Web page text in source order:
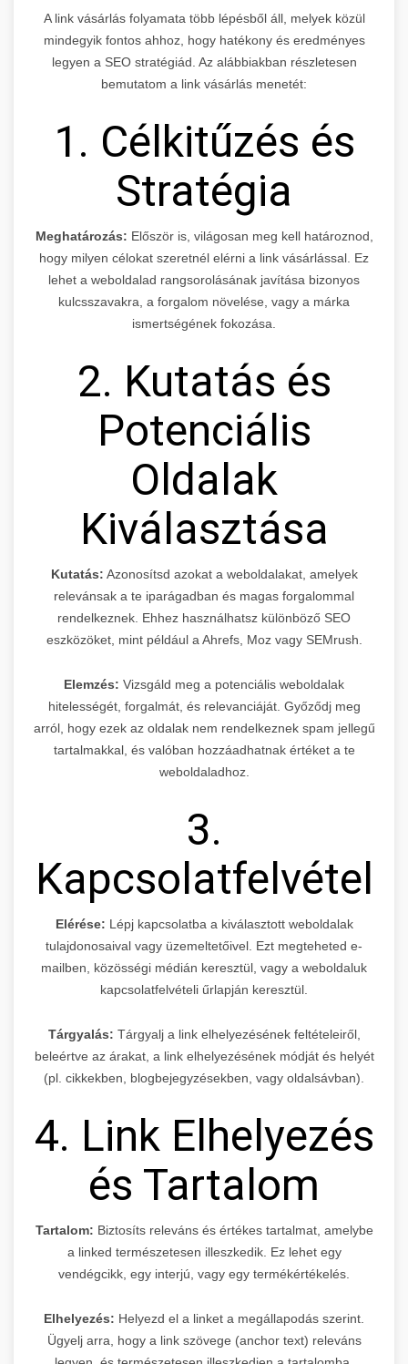
A link vásárlás folyamata több lépésből áll, melyek közül
mindegyik fontos ahhoz, hogy hatékony és eredményes
legyen a SEO stratégiád. Az alábbiakban részletesen
bemutatom a link vásárlás menetét:
1. Célkitűzés és
Stratégia
Meghatározás: Először is, világosan meg kell határoznod,
hogy milyen célokat szeretnél elérni a link vásárlással. Ez
lehet a weboldalad rangsorolásának javítása bizonyos
kulcsszavakra, a forgalom növelése, vagy a márka
ismertségének fokozása.
2. Kutatás és
Potenciális
Oldalak
Kiválasztása
Kutatás: Azonosítsd azokat a weboldalakat, amelyek
relevánsak a te iparágadban és magas forgalommal
rendelkeznek. Ehhez használhatsz különböző SEO
eszközöket, mint például a Ahrefs, Moz vagy SEMrush.
Elemzés: Vizsgáld meg a potenciális weboldalak
hitelességét, forgalmát, és relevanciáját. Győződj meg
arról, hogy ezek az oldalak nem rendelkeznek spam jellegű
tartalmakkal, és valóban hozzáadhatnak értéket a te
weboldaladhoz.
3.
Kapcsolatfelvétel
Elérése: Lépj kapcsolatba a kiválasztott weboldalak
tulajdonosaival vagy üzemeltetőivel. Ezt megteheted e-
mailben, közösségi médián keresztül, vagy a weboldaluk
kapcsolatfelvételi űrlapján keresztül.
Tárgyalás: Tárgyalj a link elhelyezésének feltételeiről,
beleértve az árakat, a link elhelyezésének módját és helyét
(pl. cikkekben, blogbejegyzésekben, vagy oldalsávban).
4. Link Elhelyezés
és Tartalom
Tartalom: Biztosíts releváns és értékes tartalmat, amelybe
a linked természetesen illeszkedik. Ez lehet egy
vendégcikk, egy interjú, vagy egy termékértékelés.
Elhelyezés: Helyezd el a linket a megállapodás szerint.
Ügyelj arra, hogy a link szövege (anchor text) releváns